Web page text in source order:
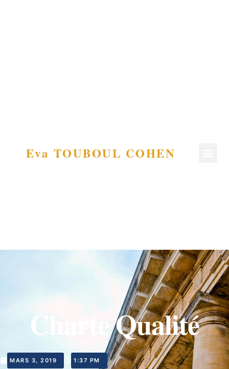
Eva TOUBOUL COHEN
Charte Qualité
MARS 3, 2019 1:37 PM